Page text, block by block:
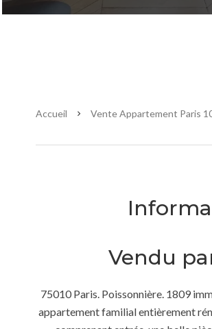
Accueil Vente Appartement Paris
Vendu
75010 Paris. Poissonnière. 1809
appartement familial entièrement